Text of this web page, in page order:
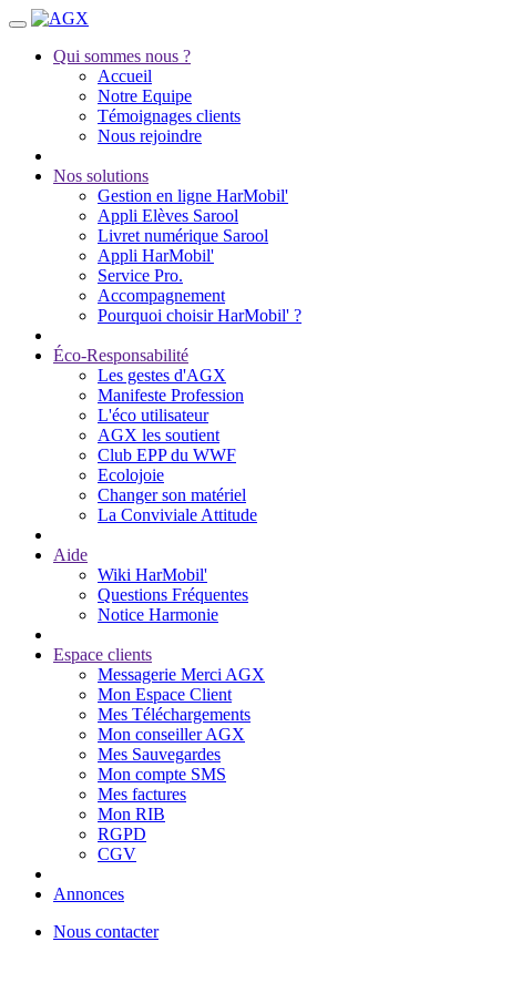
Qui sommes nous ?
Accueil
Notre Equipe
Témoignages clients
Nous rejoindre
Nos solutions
Gestion en ligne HarMobil'
Appli Elèves Sarool
Livret numérique Sarool
Appli HarMobil'
Service Pro.
Accompagnement
Pourquoi choisir HarMobil' ?
Éco-Responsabilité
Les gestes d'AGX
Manifeste Profession
L'éco utilisateur
AGX les soutient
Club EPP du WWF
Ecolojoie
Changer son matériel
La Conviviale Attitude
Aide
Wiki HarMobil'
Questions Fréquentes
Notice Harmonie
Espace clients
Messagerie Merci AGX
Mon Espace Client
Mes Téléchargements
Mon conseiller AGX
Mes Sauvegardes
Mon compte SMS
Mes factures
Mon RIB
RGPD
CGV
Annonces
Nous contacter